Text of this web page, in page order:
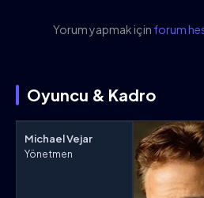
Yorum yapmak için forum
Oyuncu & Kadro
Michael Vejar
Yönetmen